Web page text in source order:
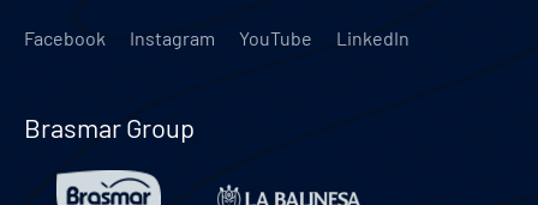
Facebook Instagram YouTube LinkedIn
Brasmar Group